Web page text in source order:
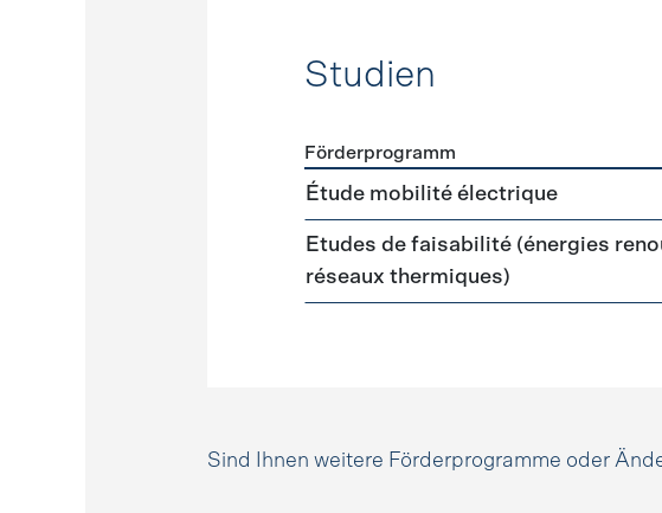
Studien
Förderprogramme Studien
Förderprogramm
Étude mobilité électrique
Etudes de faisabilité (énergies
réseaux thermiques)
Sind Ihnen weitere Förderprogramme oder